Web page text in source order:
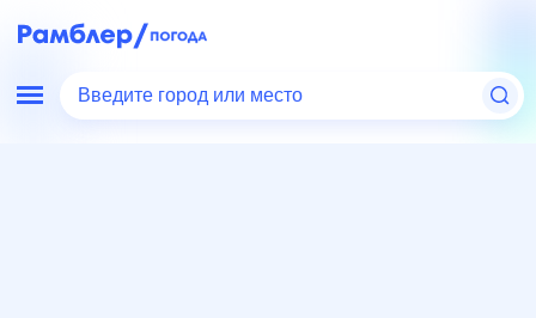
Введите город или место